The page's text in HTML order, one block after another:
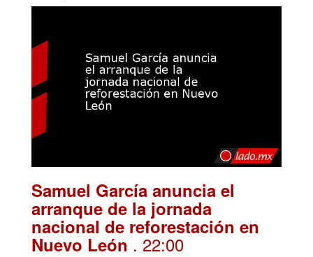
Samuel García anuncia el
arranque de la jornada
nacional de reforestación en
Nuevo León . 22:00